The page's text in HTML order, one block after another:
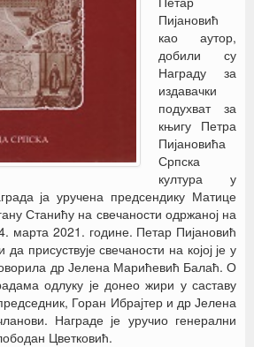
Пијановић
као аутор,
добили су
Награду за
издавачки
подухват за
књигу Петра
Пијановића
Српска
култура у
ја уручена предсендику Матице
Станићу на свечаности одржаној на
марта 2021. године. Петар Пијановић
присуствује свечаности на којој је у
др Јелена Марићевић Балаћ. О
одлуку је донео жири у саставу
Горан Ибрајтер и др Јелена
Награде је уручио генерални
Цветковић.